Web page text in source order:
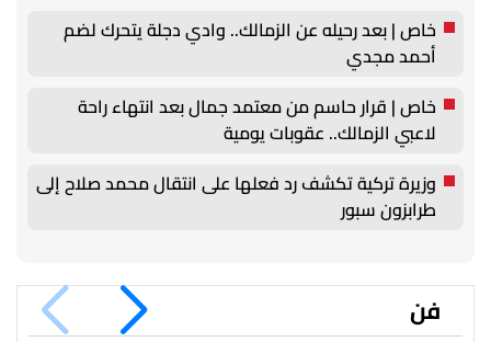
خاص | بعد رحيله عن الزمالك.. وادي دجلة يتحرك لضم
أحمد مجدي
خاص | قرار حاسم من معتمد جمال بعد انتهاء راحة
لاعبي الزمالك.. عقوبات يومية
وزيرة تركية تكشف رد فعلها على انتقال محمد صلاح إلى
طرابزون سبور
فن